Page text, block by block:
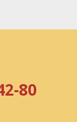
80